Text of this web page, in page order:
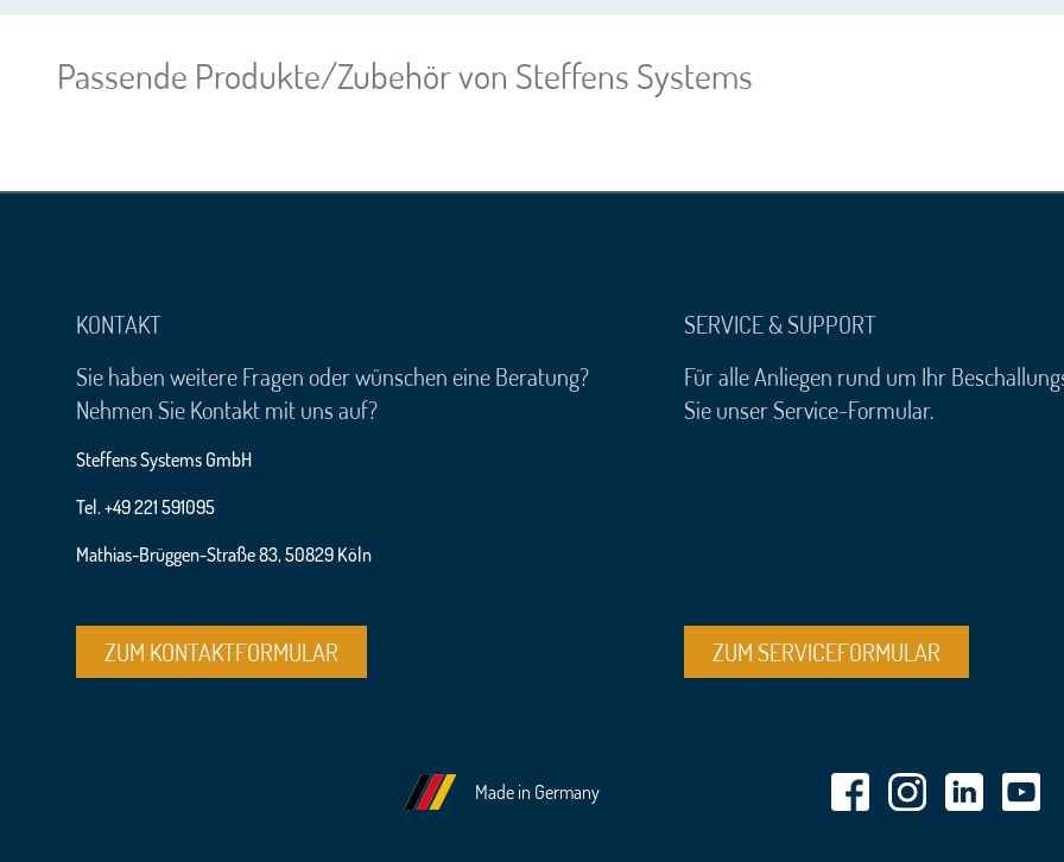
Passende Produkte/Zubehör von Steffens Systems
KONTAKT
Sie haben weitere Fragen oder wünschen eine Beratung?
Nehmen Sie Kontakt mit uns auf?
Steffens Systems GmbH
Tel. +49 221 591095
Mathias-Brüggen-Straße 83, 50829 Köln
ZUM KONTAKTFORMULAR
SERVICE & SUPPORT
Für alle Anliegen rund um Ihr
Sie unser Service-Formular.
ZUM SERVICEFORMULAR
Made in Germany